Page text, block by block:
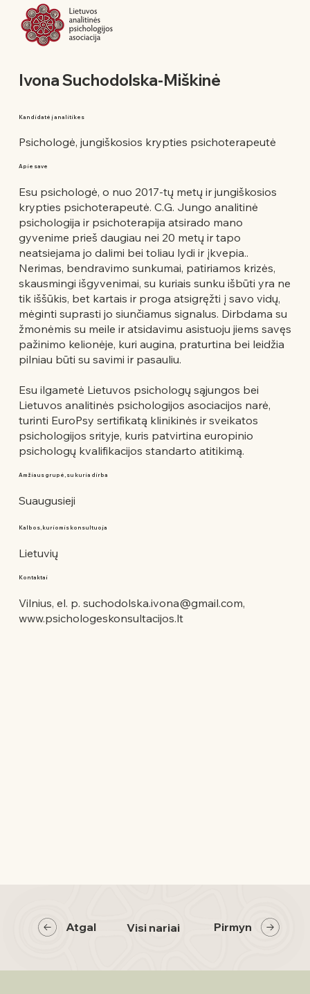
Ivona Suchodolska-Miškinė
Kandidatė į analitikes
Psichologė, jungiškosios krypties psichoterapeutė
Apie save
Esu psichologė, o nuo 2017-tų metų ir jungiškosios
krypties psichoterapeutė. C.G. Jungo analitinė
psichologija ir psichoterapija atsirado mano
gyvenime prieš daugiau nei 20 metų ir tapo
neatsiejama jo dalimi bei toliau lydi ir įkvepia..
Nerimas, bendravimo sunkumai, patiriamos krizės,
skausmingi išgyvenimai, su kuriais sunku išbūti yra ne
tik iššūkis, bet kartais ir proga atsigręžti į savo vidų,
mėginti suprasti jo siunčiamus signalus. Dirbdama su
žmonėmis su meile ir atsidavimu asistuoju jiems savęs
pažinimo kelionėje, kuri augina, praturtina bei leidžia
pilniau būti su savimi ir pasauliu.
Esu ilgametė Lietuvos psichologų sąjungos bei
Lietuvos analitinės psichologijos asociacijos narė,
turinti EuroPsy sertifikatą klinikinės ir sveikatos
psichologijos srityje, kuris patvirtina europinio
psichologų kvalifikacijos standarto atitikimą.
Amžiaus grupė, su kuria dirba
Suaugusieji
Kalbos, kuriomis konsultuoja
Lietuvių
Kontaktai
Vilnius, el. p. suchodolska.ivona@gmail.com,
www.psichologeskonsultacijos.lt
Atgal Pirmyn
Visi nariai